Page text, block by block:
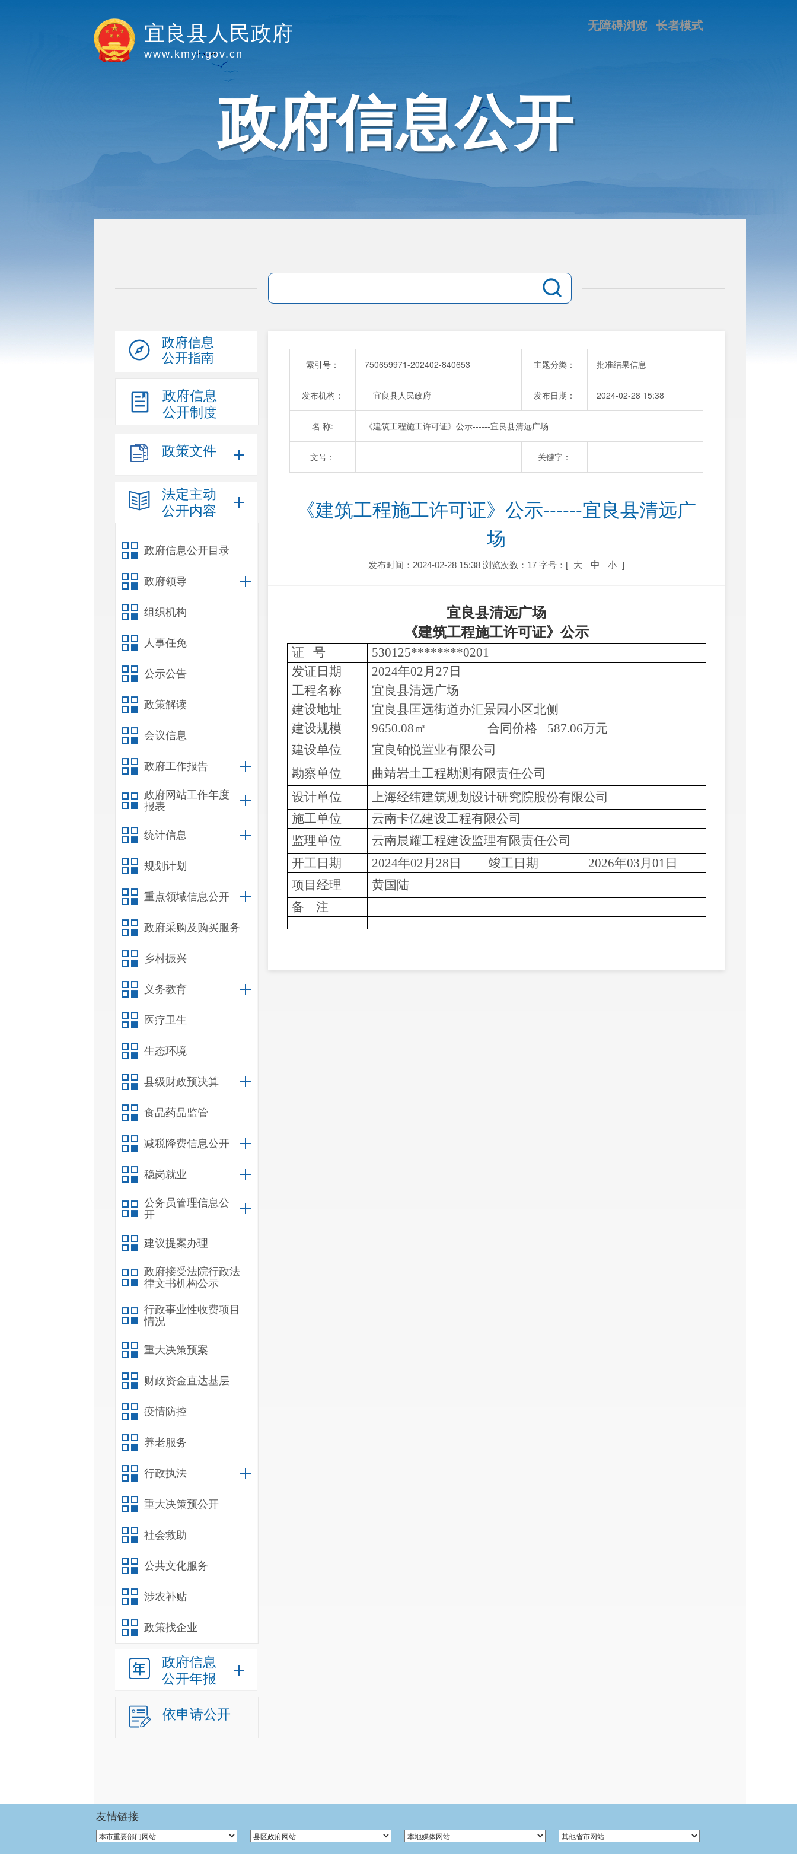
宜良县人民政府
www.kmyl.gov.cn
长者模式
无障碍浏览
政府信息公开
政府信息
公开指南
政府信息
公开制度
政策文件
法定主动
公开内容
政府信息公开目录
政府领导
组织机构
人事任免
公示公告
政策解读
会议信息
政府工作报告
政府网站工作年度
报表
统计信息
规划计划
重点领域信息公开
政府采购及购买服务
乡村振兴
义务教育
医疗卫生
生态环境
县级财政预决算
食品药品监管
减税降费信息公开
稳岗就业
公务员管理信息公
开
建议提案办理
政府接受法院行政法
律文书机构公示
行政事业性收费项目
情况
重大决策预案
财政资金直达基层
疫情防控
养老服务
行政执法
重大决策预公开
社会救助
公共文化服务
涉农补贴
政策找企业
政府信息
公开年报
依申请公开
索引号： 750659971-202402-840653 主题分类： 批准结果信息
发布机构： 宜良县人民政府 发布日期： 2024-02-28 15:38
名 称: 《建筑工程施工许可证》公示------宜良县清远广场
文号： 关键字：
《建筑工程施工许可证》公示------宜良县清远广
场
发布时间：2024-02-28 15:38 浏览次数：17 字号：[ 大 中 小 ]
宜良县清远广场
《建筑工程施工许可证》公示
证 号
530125********0201
发证日期
2024年02月27日
工程名称
宜良县清远广场
建设地址
宜良县匡远街道办汇景园小区北侧
建设规模
9650.08㎡ 合同价格 587.06万元
建设单位
宜良铂悦置业有限公司
勘察单位
曲靖岩土工程勘测有限责任公司
设计单位
上海经纬建筑规划设计研究院股份有限公司
施工单位
云南卡亿建设工程有限公司
监理单位
云南晨耀工程建设监理有限责任公司
开工日期
2024年02月28日 竣工日期
2026年03月01日
项目经理
黄国陆
备
注
友情链接